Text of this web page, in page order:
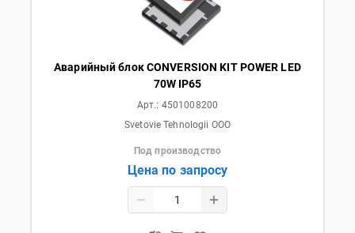
Аварийный блок CONVERSION KIT POWER LED
70W IP65
Арт.: 4501008200
Svetovie Tehnologii OOO
Под производство
Цена по запросу